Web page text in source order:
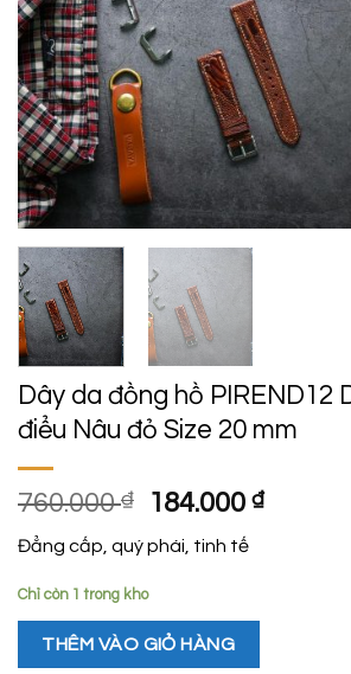
Dây da đồng hồ PIREND12
điểu Nâu đỏ Size 20 mm
760.000₫
Giá
là:
760.000 ₫.
184.000₫Giá
Đẳng cấp, quý phái, tinh tế
Chỉ còn 1 trong kho
THÊM VÀO GIỎ HÀNG